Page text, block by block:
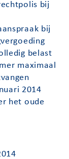
bij
bij
belast
maximaal
2014
het oude